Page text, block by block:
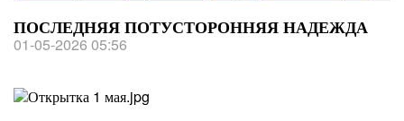
ПОСЛЕДНЯЯ ПОТУСТОРОННЯЯ НАДЕЖДА
01-05-2026 05:56